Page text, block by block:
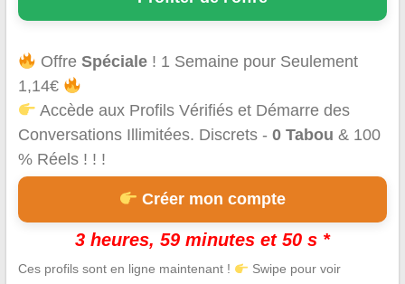
OffreSpéciale ! 1 Semaine pour Seulement
1,14€
Accède aux Profils Vérifiés et Démarre des
Conversations Illimitées. Discrets - 0 Tabou & 100
% Réels ! ! !
Créer mon compte
3 heures, 59 minutes et 49 s *
Ces profils sont en ligne maintenant ! Swipe pour voir